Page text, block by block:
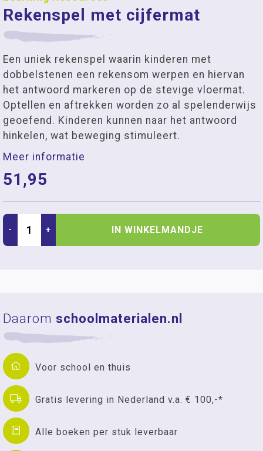
Rekenspel met cijfermat
Een uniek rekenspel waarin kinderen met
dobbelstenen een rekensom werpen en hiervan
het antwoord markeren op de stevige vloermat.
Optellen en aftrekken worden zo al spelenderwijs
geoefend. Kinderen kunnen naar het antwoord
hinkelen, wat beweging stimuleert.
Meer informatie
51,95
- + IN WINKELMANDJE
Daarom schoolmaterialen.nl
Voor school en thuis
Gratis levering in Nederland v.a. € 100,-*
Alle boeken per stuk leverbaar